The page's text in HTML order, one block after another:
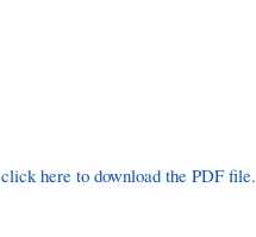
click here to download the PDF file.